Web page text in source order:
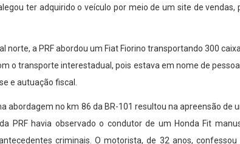
ter adquirido o veículo por meio de um site de
norte, a PRF abordou um Fiat Fiorino transportando 300
transporte interestadual, pois estava em nome de pessoa
e autuação fiscal.
abordagem no km 86 da BR-101 resultou na apreensão de
PRF havia observado o condutor de um Honda Fit
criminais. O motorista, de 32 anos,